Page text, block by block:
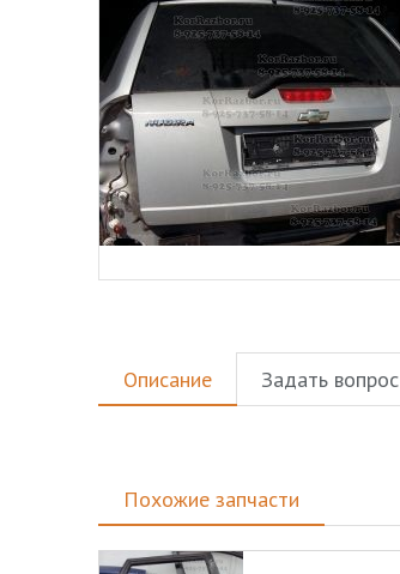
Описание Задать вопрос
Похожие запчасти